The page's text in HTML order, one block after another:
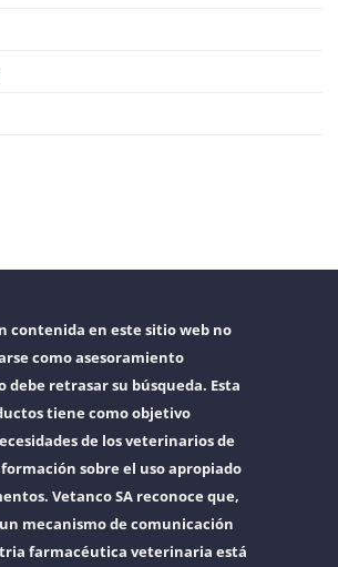
contenida en este sitio web no
como asesoramiento
debe retrasar su búsqueda. Esta
tiene como objetivo
de los veterinarios de
sobre el uso apropiado
Vetanco SA reconoce que,
mecanismo de comunicación
farmacéutica veterinaria está